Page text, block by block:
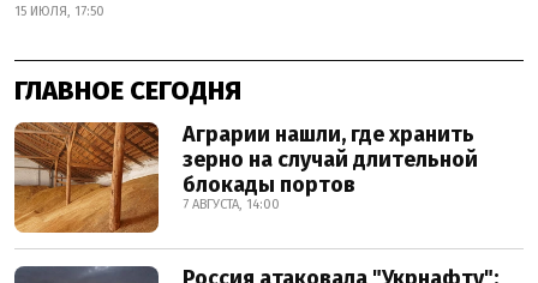
15 ИЮЛЯ, 17:50
ГЛАВНОЕ СЕГОДНЯ
Аграрии нашли, где хранить
зерно на случай длительной
блокады портов
7 АВГУСТА, 14:00